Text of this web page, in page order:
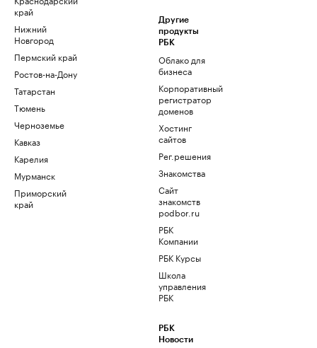
край
Нижний
Новгород
Пермский край
Ростов-на-Дону
Татарстан
Тюмень
Черноземье
Кавказ
Карелия
Мурманск
Приморский
край
Другие
продукты
РБК
Облако для
бизнеса
Корпоративный
регистратор
доменов
Хостинг
сайтов
Рег.решения
Знакомства
Сайт
знакомств
podbor.ru
РБК
Компании
РБК Курсы
Школа
управления
РБК
РБК
Новости